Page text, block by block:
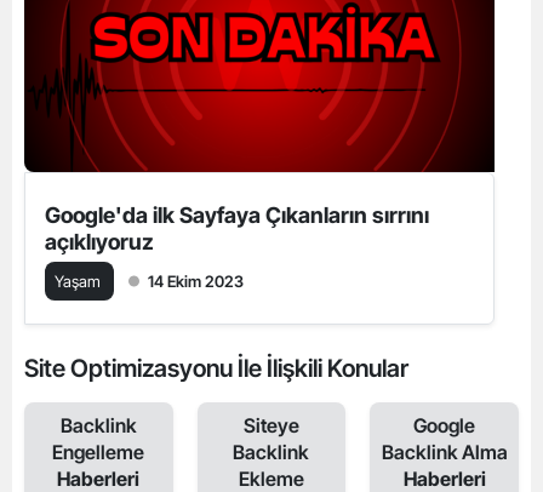
Google'da ilk Sayfaya Çıkanların sırrını
açıklıyoruz
Yaşam 14 Ekim 2023
Site Optimizasyonu İle İlişkili Konular
Backlink
Engelleme
Haberleri
Siteye
Backlink
Ekleme
Google
Backlink Alma
Haberleri